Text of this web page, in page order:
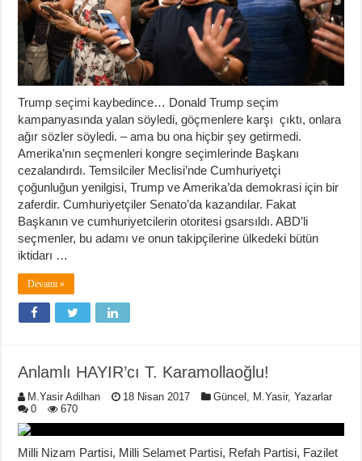
Trump seçimi kaybedince… Donald Trump seçim
kampanyasında yalan söyledi, göçmenlere karşı çıktı, onlara
ağır sözler söyledi. – ama bu ona hiçbir şey getirmedi.
Amerika’nın seçmenleri kongre seçimlerinde Başkanı
cezalandırdı. Temsilciler Meclisi’nde Cumhuriyetçi
çoğunluğun yenilgisi, Trump ve Amerika’da demokrasi için bir
zaferdir. Cumhuriyetçiler Senato’da kazandılar. Fakat
Başkanın ve cumhuriyetcilerin otoritesi gsarsıldı. ABD’li
seçmenler, bu adamı ve onun takipçilerine ülkedeki bütün
iktidarı …
Devamı »
Anlamlı HAYIR’cı T. Karamollaoğlu!
M.Yasir Adilhan 18 Nisan 2017 Güncel M.Yasir,Yazarlar
0
670
Milli Nizam Partisi, Milli Selamet Partisi, Refah Partisi, Fazilet